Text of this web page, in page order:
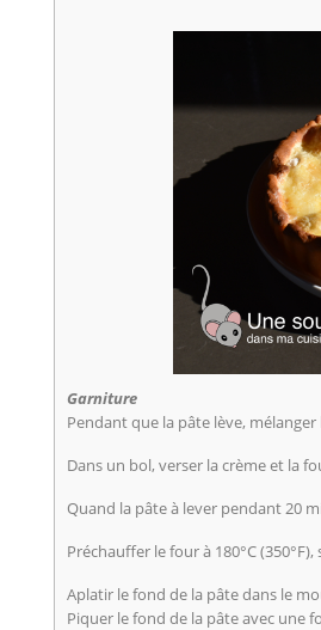
Garniture
Pendant que la pâte lève, mélanger
Dans un bol, verser la crème et la
Quand la pâte à lever pendant 20
Préchauffer le four à 180°C
Aplatir le fond de la pâte dans le
Piquer le fond de la pâte avec une